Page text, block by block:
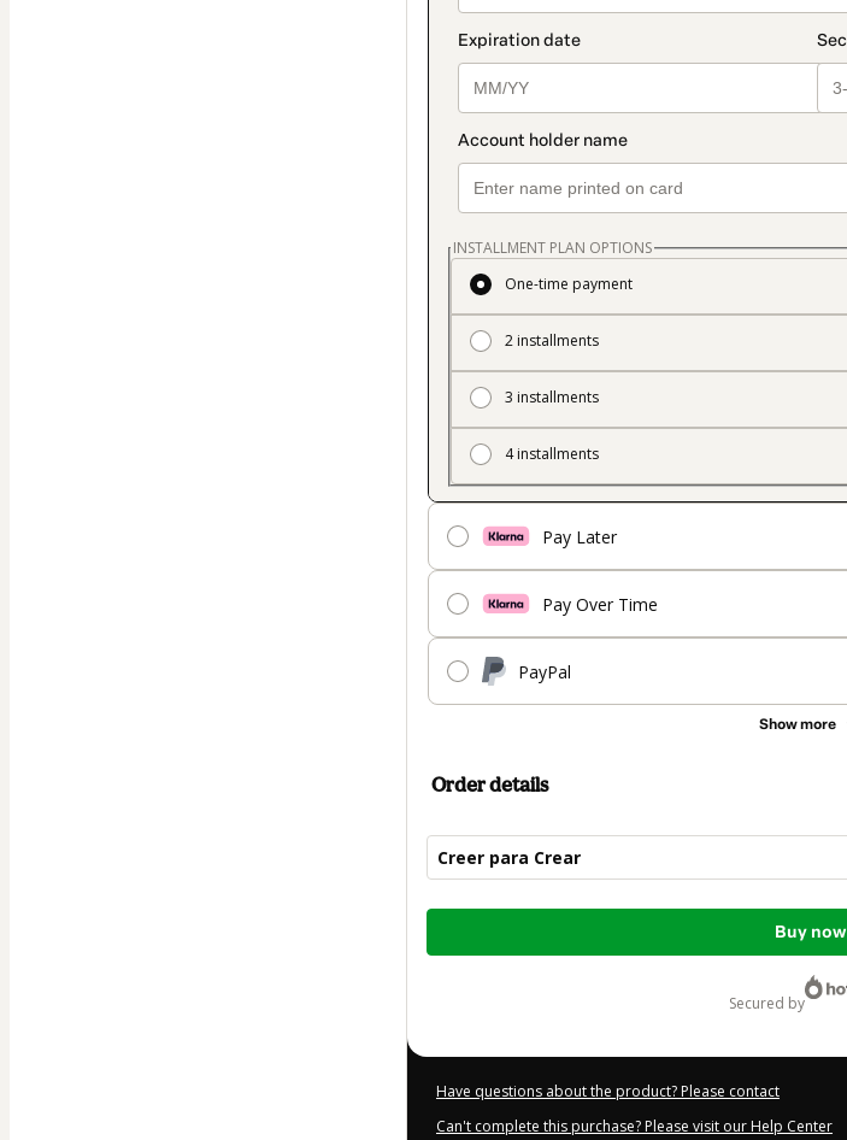
INSTALLMENT PLAN OPTIONS
One-time payment
2 installments
3 installments
4 installments
Pay Later
Pay Over Time
PayPal
Show more
Order details
Creer para Crear
Total
Buy now
secured by
Have questions about the product? Please contact
Can't complete this purchase? Please visit our Help Center